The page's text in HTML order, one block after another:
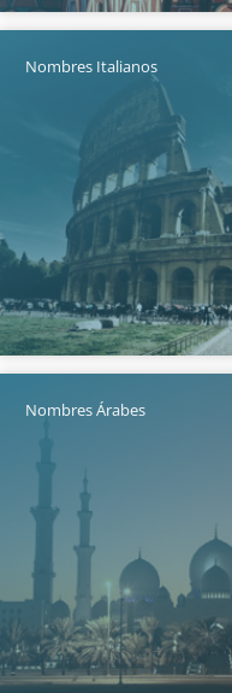
Nombres Italianos
Nombres Árabes